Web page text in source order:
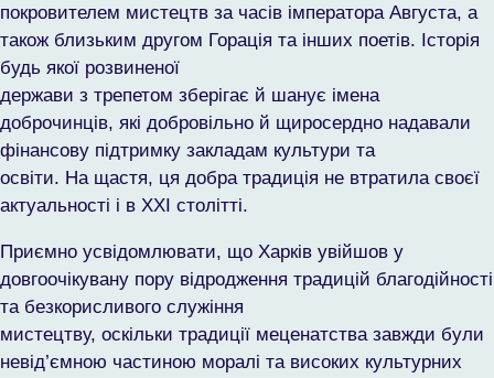
покровителем мистецтв за часів імператора Августа, а
також близьким другом Горація та інших поетів. Історія
будь якої розвиненої
держави з трепетом зберігає й шанує імена
доброчинців, які добровільно й щиросердно надавали
фінансову підтримку закладам культури та
освіти. На щастя, ця добра традиція не втратила своєї
актуальності і в ХХІ столітті.
Приємно усвідомлювати, що Харків увійшов у
довгоочікувану пору відродження традицій благодійності
та безкорисливого служіння
мистецтву, оскільки традиції меценатства завжди були
невід’ємною частиною моралі та високих культурних